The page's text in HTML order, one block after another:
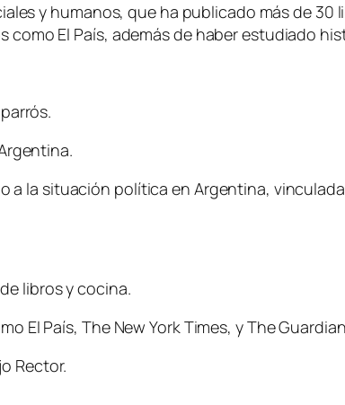
y humanos, que ha publicado más de 30
El País, además de haber estudiado
a la situación política en Argentina,
libros y cocina.
El País, The New York Times, y The
Rector.